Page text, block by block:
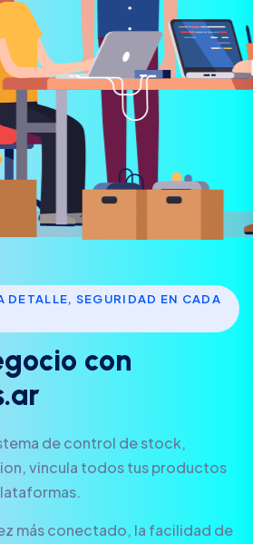
DETALLE, SEGURIDAD EN CADA
gocio con
.ar
de control de stock,
vincula todos tus productos
más conectado, la facilidad de